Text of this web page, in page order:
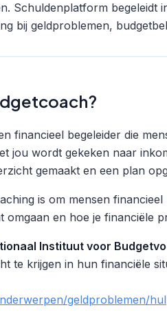
Schuldenplatform begeleidt
bij geldproblemen,
financieel begeleider die
jou wordt gekeken naar
gemaakt en een plan
is om mensen
omgaan en hoe je financiële
Instituut voor
te krijgen in hun financiële
geldproblemen/